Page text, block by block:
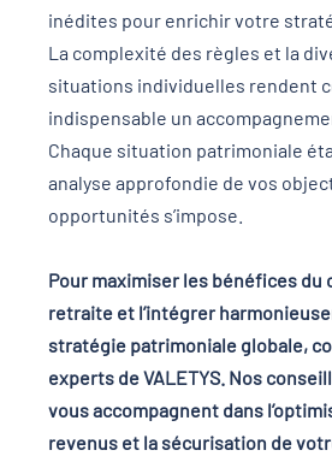
inédites pour enrichir votre
La complexité des règles et la
situations individuelles rendent
indispensable un
Chaque situation patrimoniale
analyse approfondie de vos
opportunités s’impose.
Pour maximiser les bénéfices du
retraite et l’intégrer
stratégie patrimoniale globale,
experts de VALETYS. Nos
vous accompagnent dans
revenus et la sécurisation de